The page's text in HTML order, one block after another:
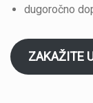
dugoročno
ZAKAŽITE